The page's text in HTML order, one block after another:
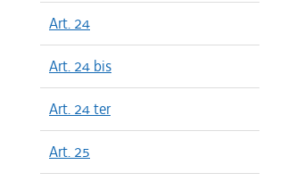
Art. 24
Art. 24 bis
Art. 24 ter
Art. 25